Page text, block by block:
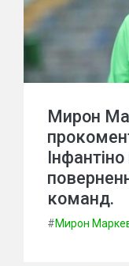
Мирон
команд.
#Мирон